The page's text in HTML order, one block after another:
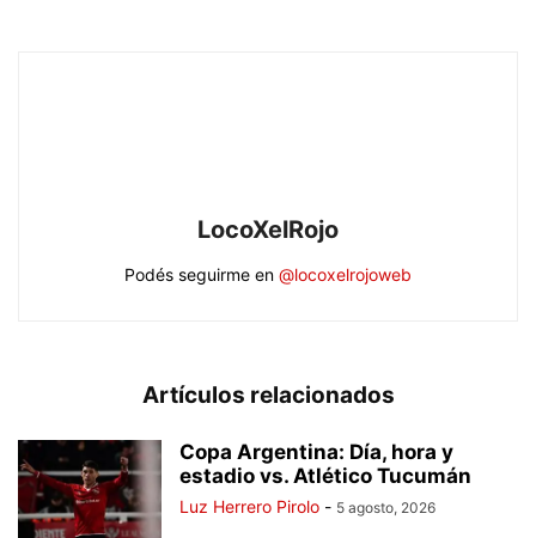
LocoXelRojo
Podés seguirme en @locoxelrojoweb
Artículos relacionados
Copa Argentina: Día, hora y
estadio vs. Atlético Tucumán
Luz Herrero Pirolo - 5 agosto, 2026